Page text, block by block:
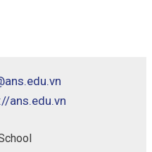
ans.edu.vn